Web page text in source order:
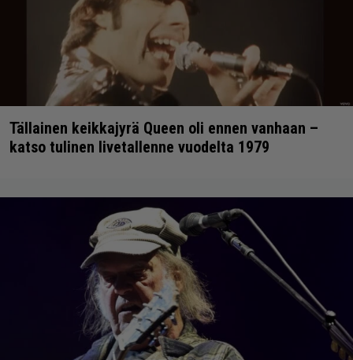
Tällainen keikkajyrä Queen oli ennen vanhaan –
katso tulinen livetallenne vuodelta 1979